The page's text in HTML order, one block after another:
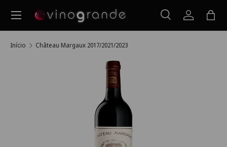
Ir para o conteúdo
Pesquisar
PesquisarIniciarSaco
Menu
Início Château Margaux 2017/2021/2023